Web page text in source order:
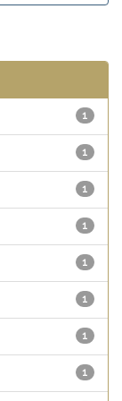
1
1
1
1
1
1
1
1